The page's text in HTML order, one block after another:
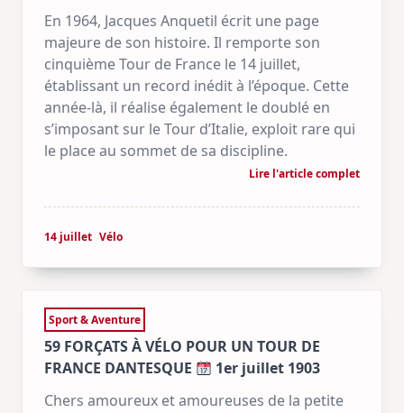
En 1964, Jacques Anquetil écrit une page
majeure de son histoire. Il remporte son
cinquième Tour de France le 14 juillet,
établissant un record inédit à l’époque. Cette
année-là, il réalise également le doublé en
s’imposant sur le Tour d’Italie, exploit rare qui
le place au sommet de sa discipline.
Lire l'article complet
14 juillet Vélo
Sport & Aventure
59 FORÇATS À VÉLO POUR UN TOUR DE
FRANCE DANTESQUE
1er juillet 1903
Chers amoureux et amoureuses de la petite